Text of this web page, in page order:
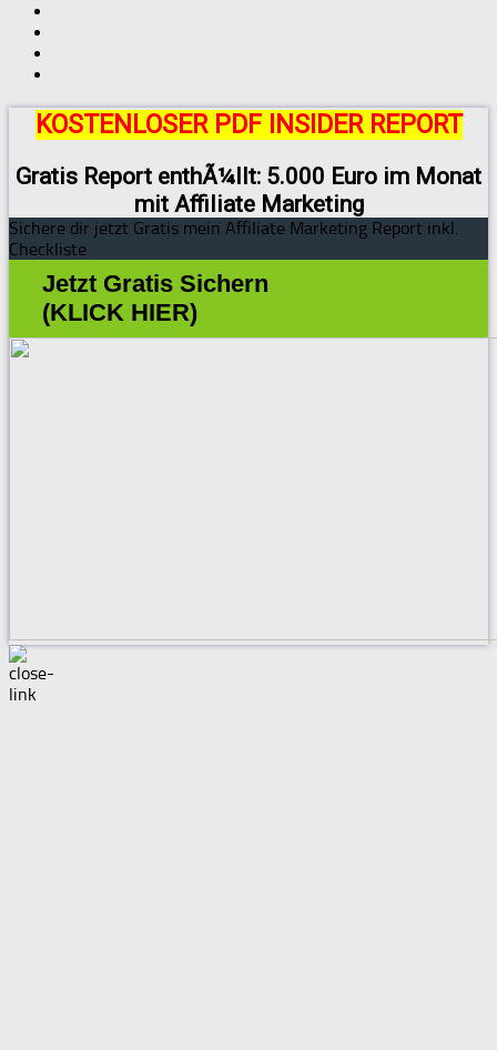
KOSTENLOSER PDF INSIDER REPORT
Gratis Report enthÃ¼llt: 5.000 Euro im Monat
mit Affiliate Marketing
Sichere dir jetzt Gratis mein Affiliate Marketing Report inkl.
Checkliste
Jetzt Gratis Sichern
(KLICK HIER)